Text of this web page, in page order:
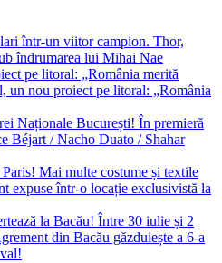
într-un viitor campion. Thor,
îndrumarea lui Mihai Nae
pe litoral: „România merită
un nou proiect pe litoral: „România
Naționale București! În premieră
Béjart / Nacho Duato / Shahar
Mai multe costume și textile
expuse într-o locație exclusivistă la
la Bacău! Între 30 iulie și 2
din Bacău găzduiește a 6-a